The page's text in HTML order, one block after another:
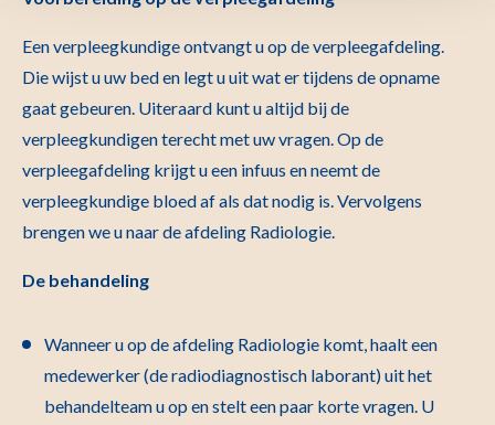
Een verpleegkundige ontvangt u op de verpleegafdeling.
Die wijst u uw bed en legt u uit wat er tijdens de opname
gaat gebeuren. Uiteraard kunt u altijd bij de
verpleegkundigen terecht met uw vragen. Op de
verpleegafdeling krijgt u een infuus en neemt de
verpleegkundige bloed af als dat nodig is. Vervolgens
brengen we u naar de afdeling Radiologie.
De behandeling
Wanneer u op de afdeling Radiologie komt, haalt een
medewerker (de radiodiagnostisch laborant) uit het
behandelteam u op en stelt een paar korte vragen. U